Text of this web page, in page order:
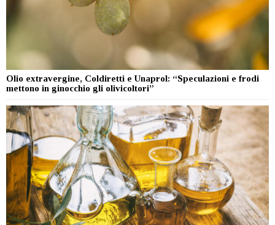
Olio extravergine, Coldiretti e Unaprol: “Speculazioni e frodi
mettono in ginocchio gli olivicoltori”